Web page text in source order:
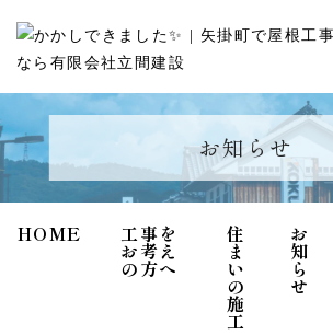
お知らせ
HOME 工事を
お考え
の方へ
住
ま
い
の
施
工
お
知
ら
せ